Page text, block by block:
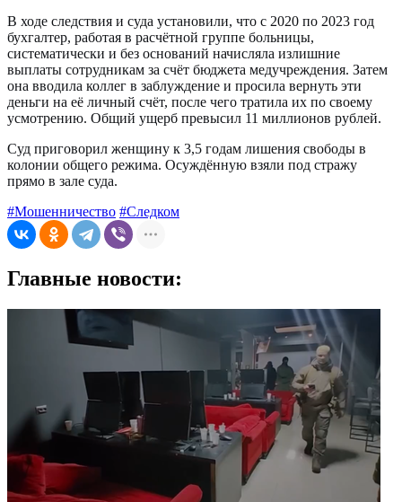
В ходе следствия и суда установили, что с 2020 по 2023 год
бухгалтер, работая в расчётной группе больницы,
систематически и без оснований начисляла излишние
выплаты сотрудникам за счёт бюджета медучреждения. Затем
она вводила коллег в заблуждение и просила вернуть эти
деньги на её личный счёт, после чего тратила их по своему
усмотрению. Общий ущерб превысил 11 миллионов рублей.
Суд приговорил женщину к 3,5 годам лишения свободы в
колонии общего режима. Осуждённую взяли под стражу
прямо в зале суда.
#Мошенничество #Следком
Главные новости: